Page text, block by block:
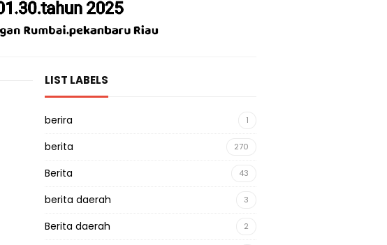
LIST LABELS
berira 1
berita 270
Berita 43
berita daerah 3
Berita daerah 2